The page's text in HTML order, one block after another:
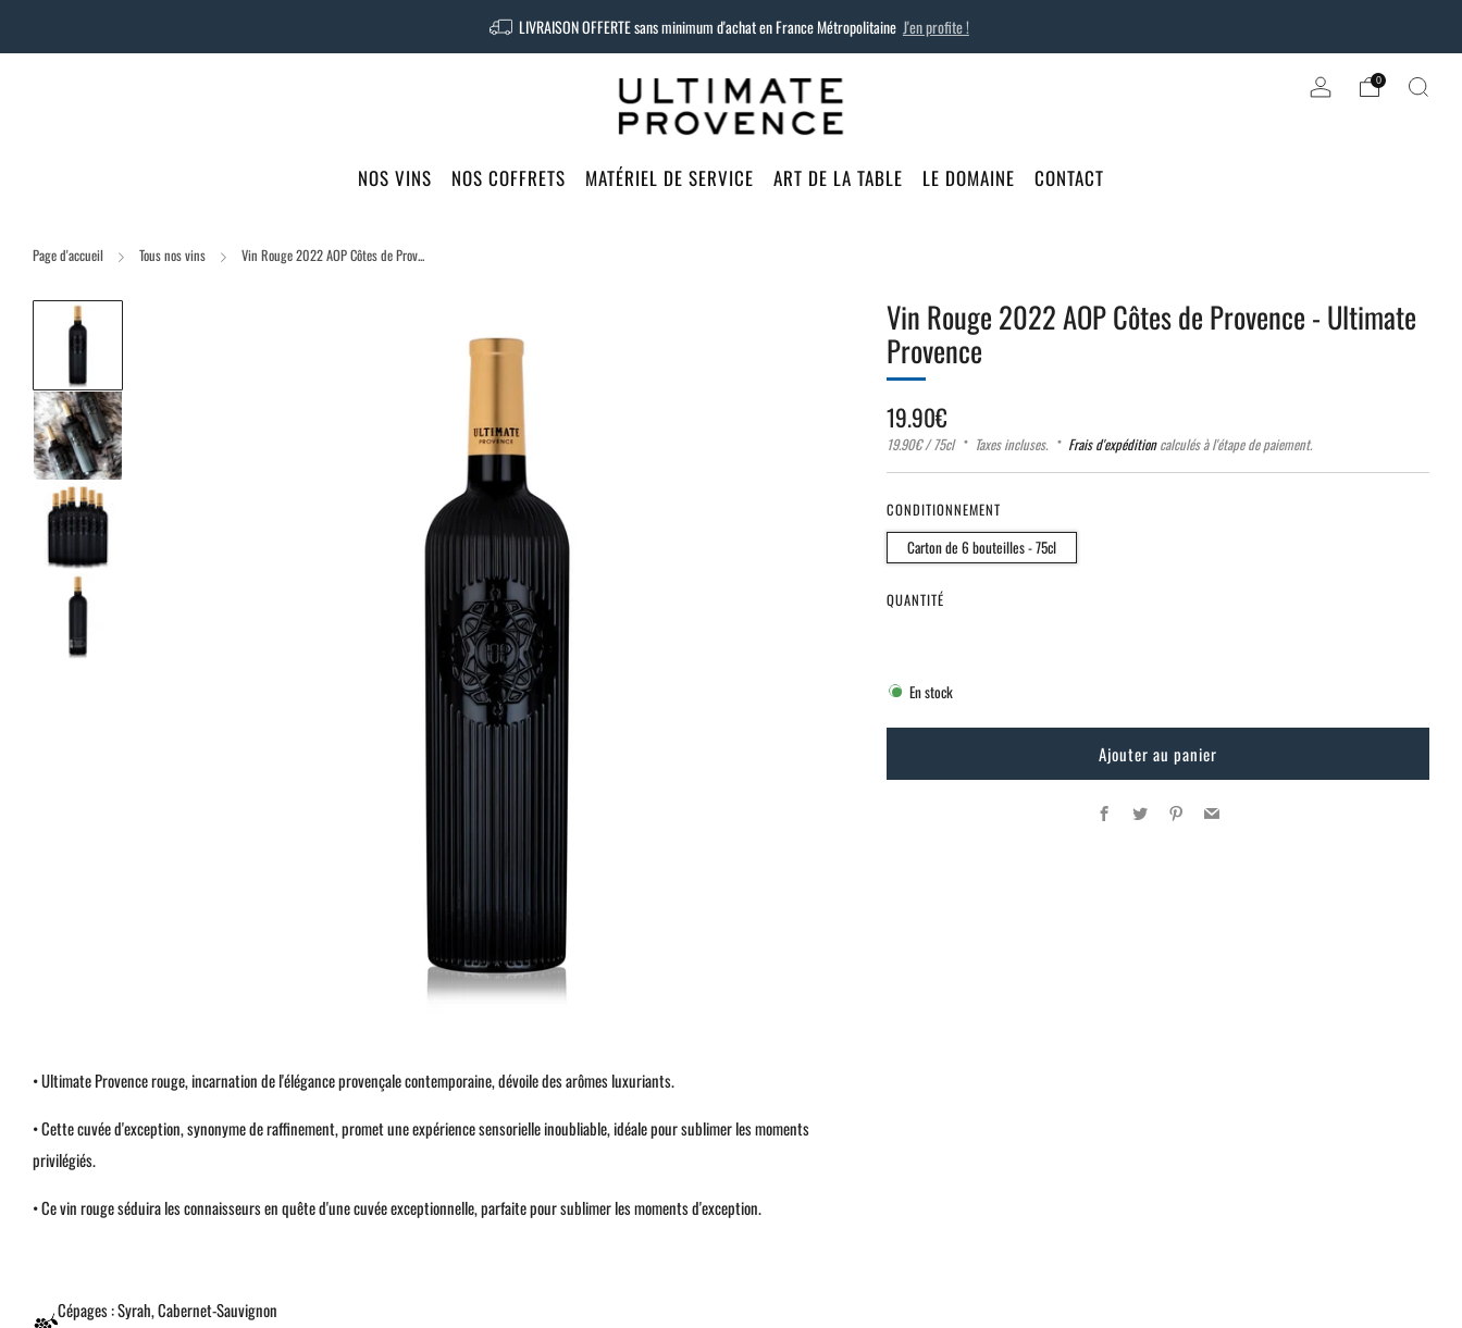
LIVRAISON OFFERTE sans minimum d'achat en France Métropolitaine J'en profite !
NOS VINS NOS COFFRETS MATÉRIEL DE SERVICE ART DE LA TABLE LE DOMAINE CONTACT
0
Page d'accueil Tous nos vins Vin Rouge 2022 AOP Côtes de Prov...
Vin Rouge 2022 AOP Côtes de Provence - Ultimate
Provence
Prix
régulier
19.90€
Prix
19.90€/ par
75cl Taxes incluses. Frais d'expéditioncalculés à l'étape de paiement.
CONDITIONNEMENT
Carton de 6 bouteilles - 75cl
QUANTITÉ
En stock
Ajouter au panier
FacebookTwitter PinterestEmail
• Ultimate Provence rouge, incarnation de l'élégance provençale contemporaine, dévoile des arômes luxuriants.
• Cette cuvée d'exception, synonyme de raffinement, promet une expérience sensorielle inoubliable, idéale pour sublimer les moments
privilégiés.
• Ce vin rouge séduira les connaisseurs en quête d'une cuvée exceptionnelle, parfaite pour sublimer les moments d'exception.
Cépages : Syrah, Cabernet-Sauvignon